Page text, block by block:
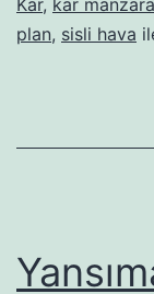
Kar, kar
plan, sisli hava